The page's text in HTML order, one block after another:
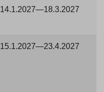
14.1.2027—18.3.2027
15.1.2027—23.4.2027